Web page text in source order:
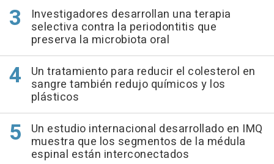
Investigadores desarrollan una terapia
selectiva contra la periodontitis que
preserva la microbiota oral
Un tratamiento para reducir el colesterol en
sangre también redujo químicos y los
plásticos
Un estudio internacional desarrollado en IMQ
muestra que los segmentos de la médula
espinal están interconectados